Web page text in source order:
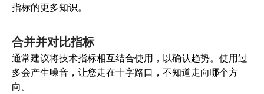
指标的更多知识。
合并并对比指标
通常建议将技术指标相互结合使用，以确认趋势。使用过
多会产生噪音，让您走在十字路口，不知道走向哪个方
向。